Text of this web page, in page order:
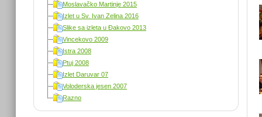
Moslavačko Martinje 2015
Izlet u Sv. Ivan Zelina 2016
Slike sa izleta u Đakovo 2013
Vincekovo 2009
Istra 2008
Ptuj 2008
Izlet Daruvar 07
Voloderska jesen 2007
Razno